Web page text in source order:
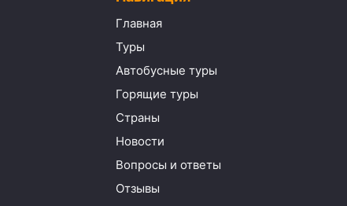
Главная
Туры
Автобусные туры
Горящие туры
Страны
Новости
Вопросы и ответы
Отзывы